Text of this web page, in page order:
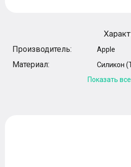
Производитель:
Apple
Материал:
Силикон
Показать